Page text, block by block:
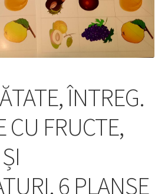
ÎNTREG.
CU FRUCTE,
6 PLANȘE